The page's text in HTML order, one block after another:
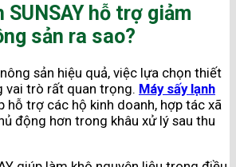
SUNSAY hỗ trợ giảm
sản ra sao?
sản hiệu quả, việc lựa chọn thiết
vai trò rất quan trọng. Máy sấy lạnh
hỗ trợ các hộ kinh doanh, hợp tác xã
động hơn trong khâu xử lý sau thu